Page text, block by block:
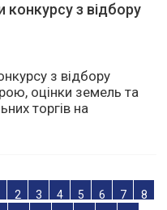
конкурсу з відбору
з відбору
оцінки земель та
торгів на
2 3 4 5 6 7
8